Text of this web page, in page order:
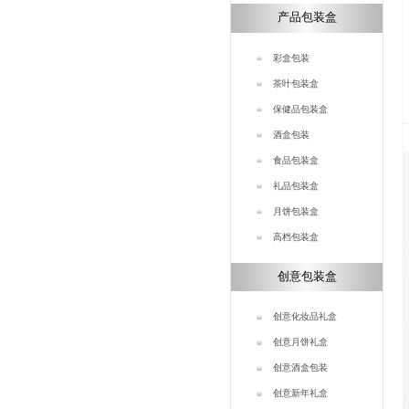
产品包装盒
彩盒包装
茶叶包装盒
保健品包装盒
酒盒包装
食品包装盒
礼品包装盒
月饼包装盒
高档包装盒
创意包装盒
创意化妆品礼盒
创意月饼礼盒
创意酒盒包装
创意新年礼盒